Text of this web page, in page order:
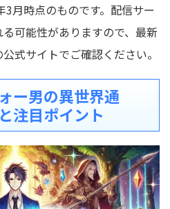
月時点のものです。配信サー
可能性がありますので、最新
式サイトでご確認ください。
ー男の異世界通
注目ポイント